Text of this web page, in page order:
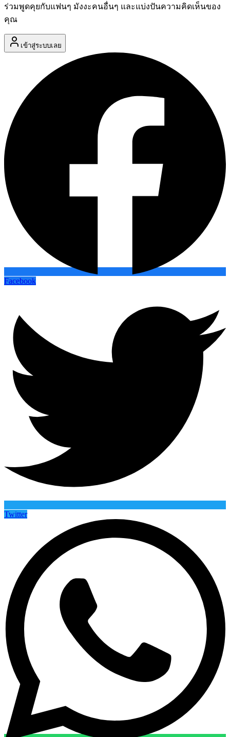
ร่วมพูดคุยกับแฟนๆ มังงะคนอื่นๆ และแบ่งปันความคิดเห็นของ
คุณ
เข้าสู่ระบบเลย
Facebook
Twitter